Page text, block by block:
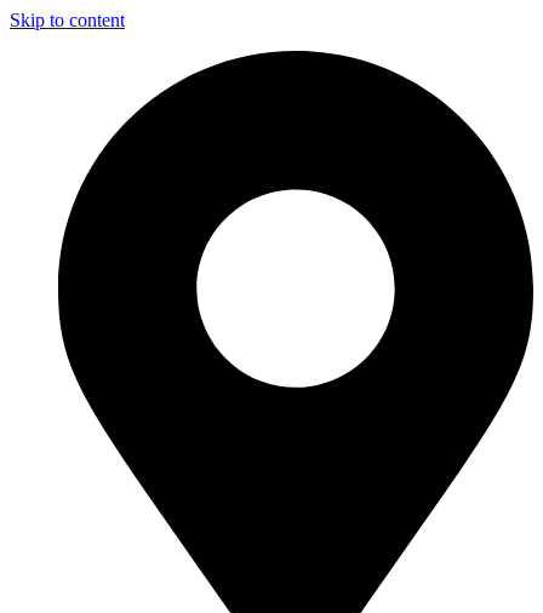
Skip to content